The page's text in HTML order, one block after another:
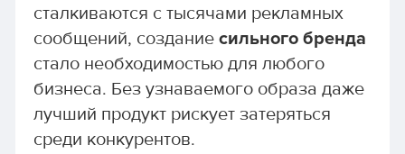
сталкиваются с тысячами рекламных
сообщений, создание сильного бренда
стало необходимостью для любого
бизнеса. Без узнаваемого образа даже
лучший продукт рискует затеряться
среди конкурентов.